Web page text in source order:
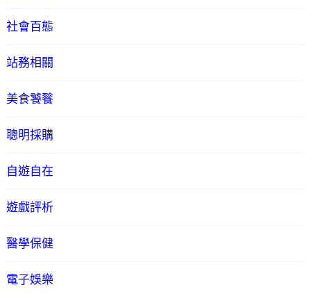
社會百態
站務相關
美食饕餮
聰明採購
自遊自在
遊戲評析
醫學保健
電子娛樂